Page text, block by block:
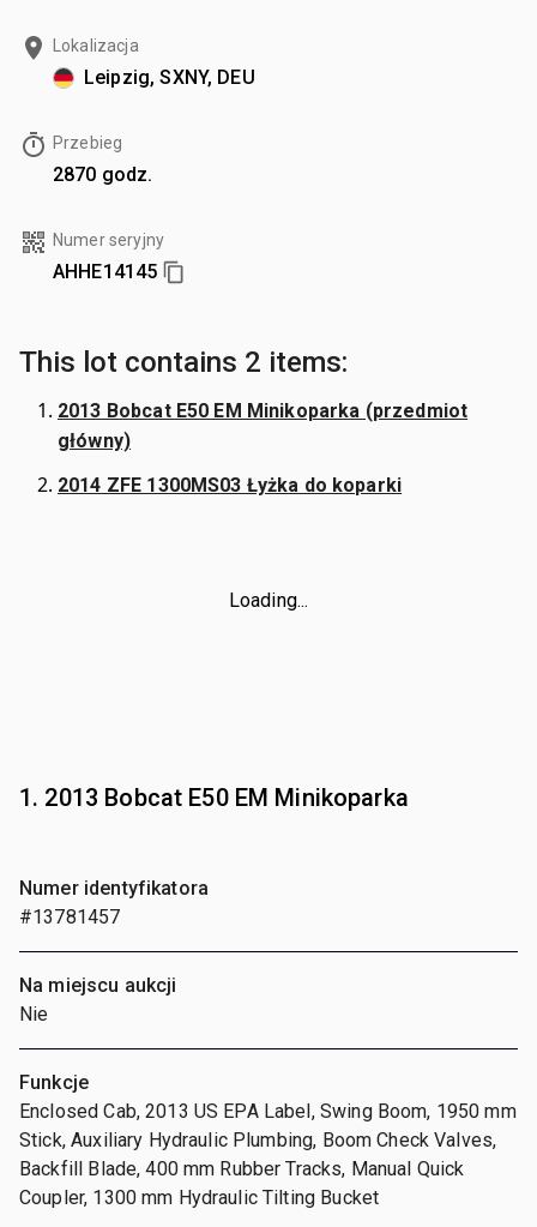
Lokalizacja
Leipzig, SXNY, DEU
Przebieg
2870 godz.
Numer seryjny
AHHE14145
This lot contains 2 items:
2013 Bobcat E50 EM Minikoparka (przedmiot
główny)
2014 ZFE 1300MS03 Łyżka do koparki
Loading...
1. 2013 Bobcat E50 EM Minikoparka
Numer identyfikatora
#13781457
Na miejscu aukcji
Nie
Funkcje
Enclosed Cab, 2013 US EPA Label, Swing Boom, 1950 mm
Stick, Auxiliary Hydraulic Plumbing, Boom Check Valves,
Backfill Blade, 400 mm Rubber Tracks, Manual Quick
Coupler, 1300 mm Hydraulic Tilting Bucket